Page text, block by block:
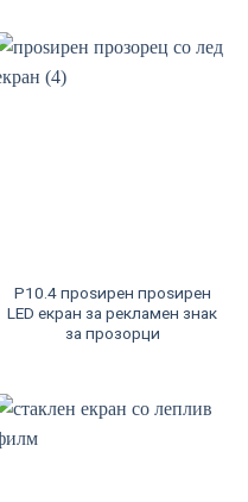
P10.4 проѕирен проѕирен
LED екран за рекламен знак
за прозорци